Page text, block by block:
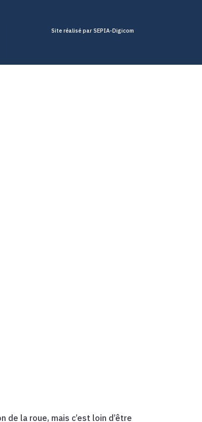
Site réalisé par SEPIA-Digicom
la roue, mais c’est loin d’être